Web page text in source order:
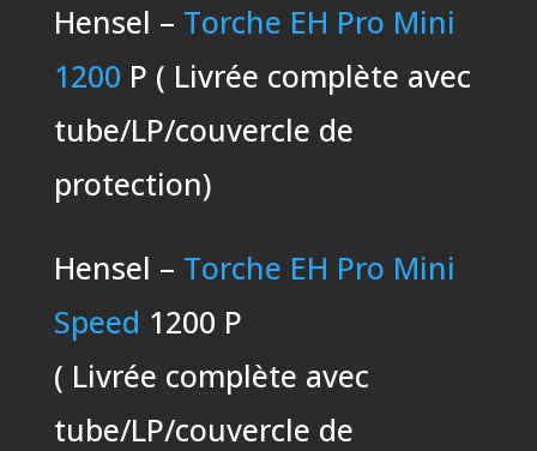
Hensel – Torche EH Pro Mini
1200 P ( Livrée complète avec
tube/LP/couvercle de
protection)
Hensel – Torche EH Pro Mini
Speed 1200 P
( Livrée complète avec
tube/LP/couvercle de